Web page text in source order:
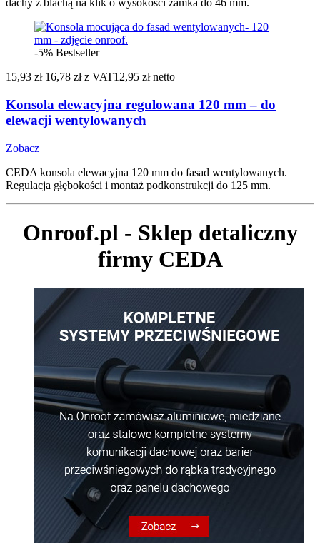
dachy z blachą na klik o wysokości zamka do 46 mm.
-5% Bestseller
15,93 zł 16,78 zł z VAT12,95 zł netto
Konsola elewacyjna regulowana 120 mm – do
elewacji wentylowanych
Zobacz
CEDA konsola elewacyjna 120 mm do fasad wentylowanych.
Regulacja głębokości i montaż podkonstrukcji do 125 mm.
Onroof.pl - Sklep detaliczny
firmy CEDA